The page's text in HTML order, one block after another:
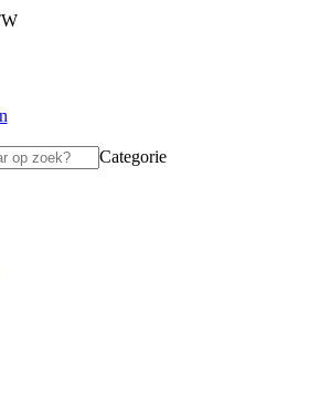
Categorie